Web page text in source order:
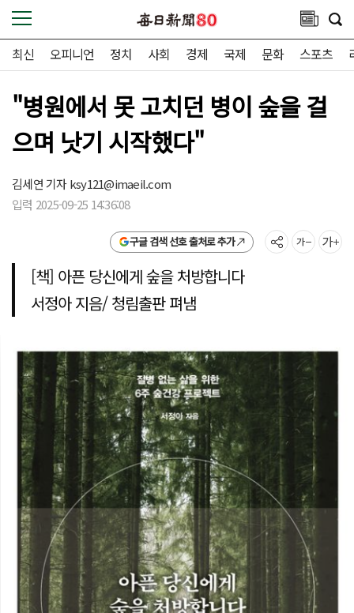
최신 오피니언 정치 사회 경제 국제 문화 스포츠
"병원에서 못 고치던 병이 숲을 걸
으며 낫기 시작했다"
김세연 기자ksy121@imaeil.com
입력 2025-09-25 14:36:08
구글 검색 선호 출처로 추가
[책] 아픈 당신에게 숲을 처방합니다
서정아 지음/ 청림출판 펴냄